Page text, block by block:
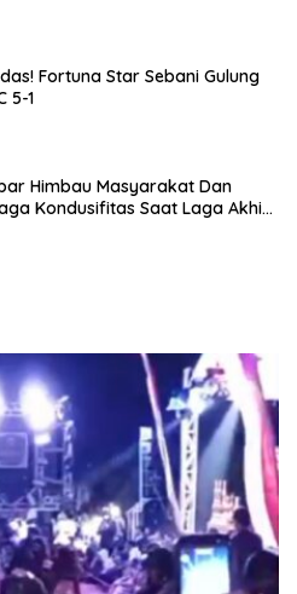
Fortuna Star Sebani Gulung
5-1
Himbau Masyarakat Dan
Kondusifitas Saat Laga Akhir